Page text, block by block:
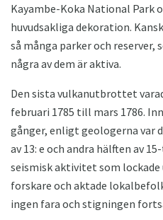
Kayambe-Koka National Park
huvudsakliga dekoration.
så många parker och reserver,
några av dem är aktiva.
Den sista vulkanutbrottet
februari 1785 till mars 1786.
gånger, enligt geologerna var
av 13: e och andra hälften av
seismisk aktivitet som
forskare och aktade
ingen fara och stigningen